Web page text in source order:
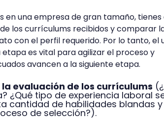
en una empresa de gran tamaño, tienes
los currículums recibidos y comparar
con el perfil requerido. Por lo tanto, el
es vital para agilizar el proceso y
avancen a la siguiente etapa.
evaluación de los currículums
¿Qué tipo de experiencia laboral
cantidad de habilidades blandas y
de selección?).